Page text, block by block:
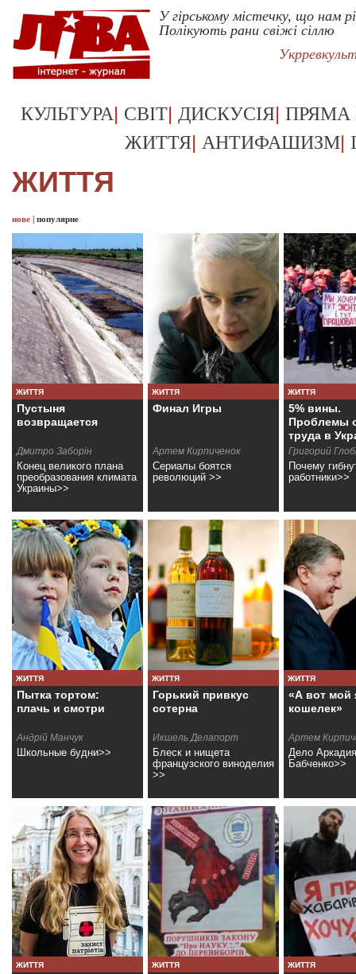
У гірському містечку, що нам
Полікують рани свіжі сіллю
КУЛЬТУРА| СВІТ| ДИСКУСІЯ| ПРЯМА
ЖИТТЯ| АНТИФАШИЗМ|
ЖИТТЯ
нове | популярне
ЖИТТЯ
Пустыня
возвращается
Дмитро Заборін
Конец великого плана
преобразования климата
Украины>>
ЖИТТЯ
Финал Игры
Артем Кирпиченок
Сериалы боятся
революций >>
ЖИТТЯ
5% вины.
Проблемы
труда в
Григорий
Почему
работники>>
ЖИТТЯ
Пытка тортом:
плачь и смотри
Андрій Манчук
Школьные будни>>
ЖИТТЯ
Горький привкус
сотерна
Икшель Делапорт
Блеск и нищета
французского виноделия
>>
ЖИТТЯ
«А вот мой
кошелек»
Артем
Дело Аркадия
Бабченко>>
ЖИТТЯ ЖИТТЯ ЖИТТЯ